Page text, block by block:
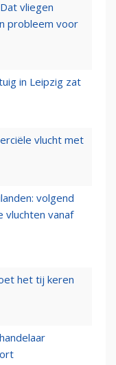
vliegen
probleem voor
in Leipzig zat
vlucht met
volgend
vluchten vanaf
het tij keren